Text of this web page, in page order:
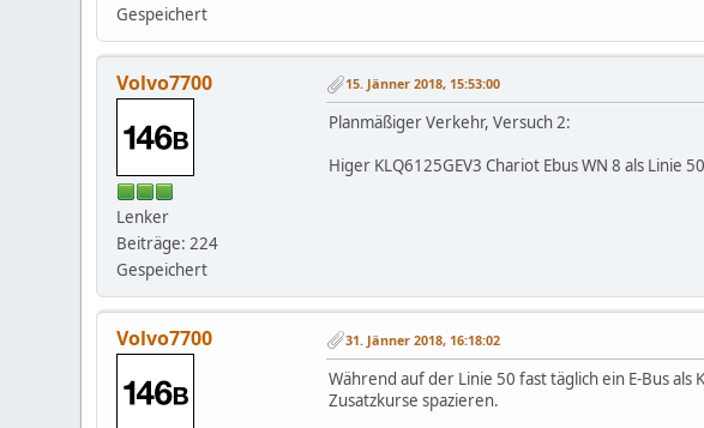
Gespeichert
Volvo7700
Lenker
Beiträge: 224
Gespeichert
15. Jänner 2018, 15:53:00
Planmäßiger Verkehr, Versuch 2:
Higer KLQ6125GEV3 Chariot Ebus WN 8 als Linie
Volvo7700 31. Jänner 2018, 16:18:02
Während auf der Linie 50 fast täglich ein E-Bus
Zusatzkurse spazieren.